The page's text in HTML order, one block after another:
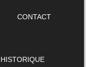
CONTACT
HISTORIQUE